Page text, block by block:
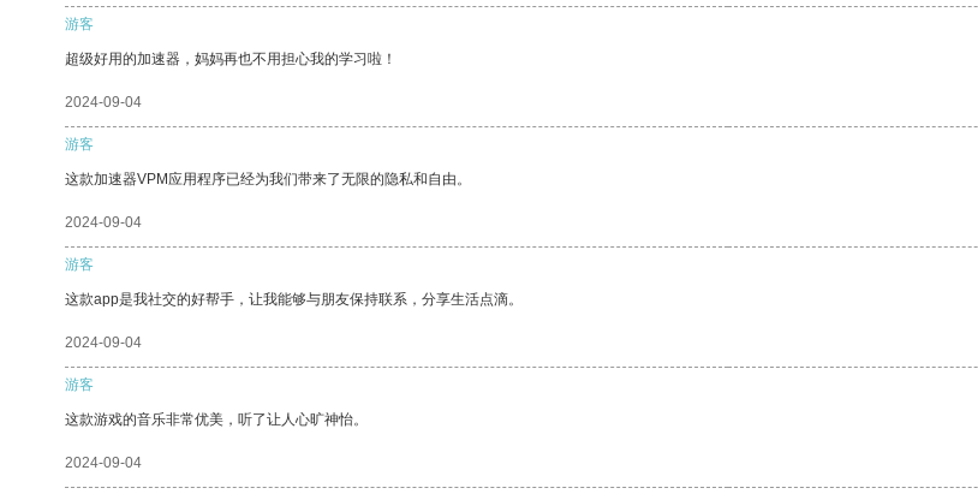
游客
超级好用的加速器，妈妈再也不用担心我的学习啦！
2024-09-04
游客
这款加速器VPM应用程序已经为我们带来了无限的隐私和自由。
2024-09-04
游客
这款app是我社交的好帮手，让我能够与朋友保持联系，分享生活点滴。
2024-09-04
游客
这款游戏的音乐非常优美，听了让人心旷神怡。
2024-09-04